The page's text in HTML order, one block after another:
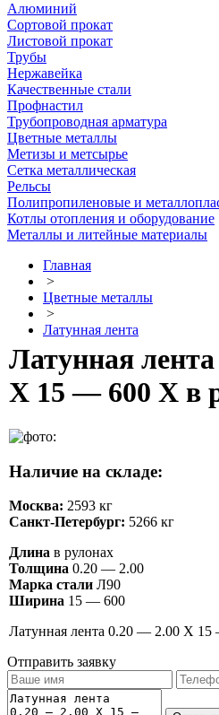
Алюминий
Сортовой прокат
Листовой прокат
Трубы
Нержавейка
Качественные стали
Профнастил
Трубопроводная арматура
Цветные металлы
Метизы и метсырье
Сетка металлическая
Рельсы
Полипропиленовые и
Котлы отопления и оборудование
Металлы и литейные материалы
Главная
>
Цветные металлы
>
Латунная лента
Латунная
Х 15 — 600 Х в
Наличие на складе:
Москва: 2593 кг
Санкт-Петербург: 5266 кг
Длина в рулонах
Толщина 0.20 — 2.00
Марка стали Л90
Ширина 15 — 600
Латунная лента 0.20 — 2.00 Х
Отправить заявку